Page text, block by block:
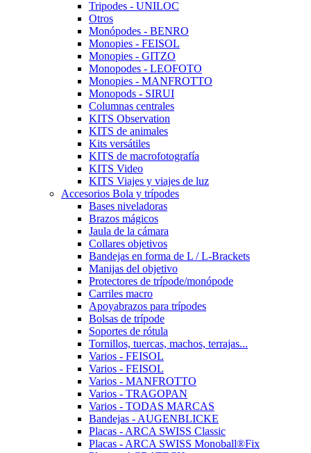
Tripodes - UNILOC
Otros
Monópodes - BENRO
Monopies - FEISOL
Monopies - GITZO
Monopodes - LEOFOTO
Monopies - MANFROTTO
Monopods - SIRUI
Columnas centrales
KITS Observation
KITS de animales
Kits versátiles
KITS de macrofotografía
KITS Video
KITS Viajes y viajes de luz
Accesorios Bola y trípodes
Bases niveladoras
Brazos mágicos
Jaula de la cámara
Collares objetivos
Bandejas en forma de L / L-Brackets
Manijas del objetivo
Protectores de trípode/monópode
Carriles macro
Apoyabrazos para trípodes
Bolsas de trípode
Soportes de rótula
Tornillos, tuercas, machos, terrajas...
Varios - FEISOL
Varios - FEISOL
Varios - MANFROTTO
Varios - TRAGOPAN
Varios - TODAS MARCAS
Bandejas - AUGENBLICKE
Placas - ARCA SWISS Classic
Placas - ARCA SWISS Monoball®Fix